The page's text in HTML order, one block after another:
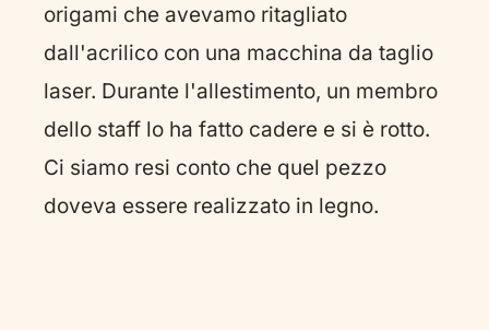
origami che avevamo ritagliato
dall'acrilico con una macchina da taglio
laser. Durante l'allestimento, un membro
dello staff lo ha fatto cadere e si è rotto.
Ci siamo resi conto che quel pezzo
doveva essere realizzato in legno.